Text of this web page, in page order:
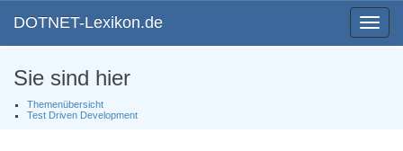
Toggle
DOTNET-Lexikon.de
Sie sind hier
Themenübersicht
Test Driven Development